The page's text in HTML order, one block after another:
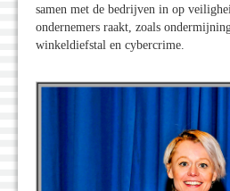
samen met de bedrijven in op
ondernemers raakt, zoals
winkeldiefstal en cybercrime.